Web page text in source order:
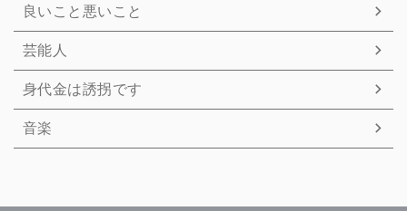
良いこと悪いこと
芸能人
身代金は誘拐です
音楽